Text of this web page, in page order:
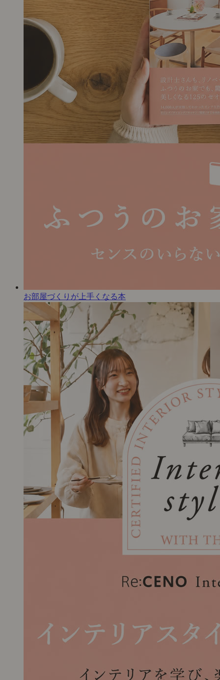
お部屋づくりが上手くなる本